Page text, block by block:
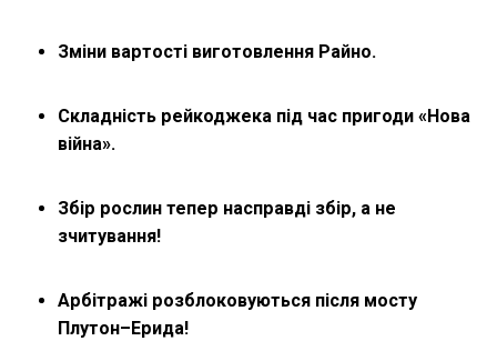
Зміни вартості виготовлення Райно.
Складність рейкоджека під час пригоди «Нова
війна».
Збір рослин тепер насправді збір, а не
зчитування!
Арбітражі розблоковуються після мосту
Плутон–Ерида!